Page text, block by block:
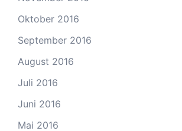
Oktober 2016
September 2016
August 2016
Juli 2016
Juni 2016
Mai 2016